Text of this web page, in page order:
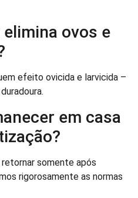
ovos e
efeito ovicida e larvicida –
em casa
somente após
rigorosamente as normas